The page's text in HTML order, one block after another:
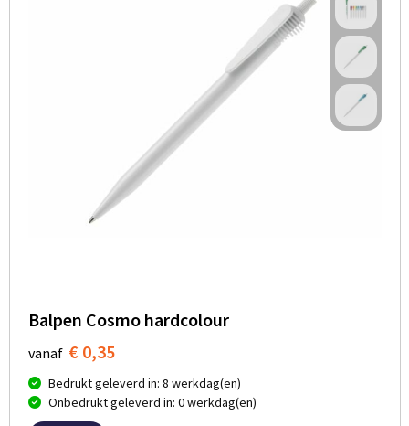
Balpen Cosmo hardcolour
vanaf € 0,35
Bedrukt geleverd in: 8 werkdag(en)
Onbedrukt geleverd in: 0 werkdag(en)